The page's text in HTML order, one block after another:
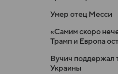
Умер отец Месси
«Самим скоро
Трамп и Европа
Вучич поддержал
Украины